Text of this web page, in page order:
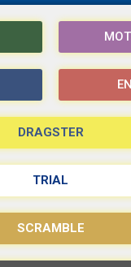
DRAGSTER
TRIAL
SCRAMBLE